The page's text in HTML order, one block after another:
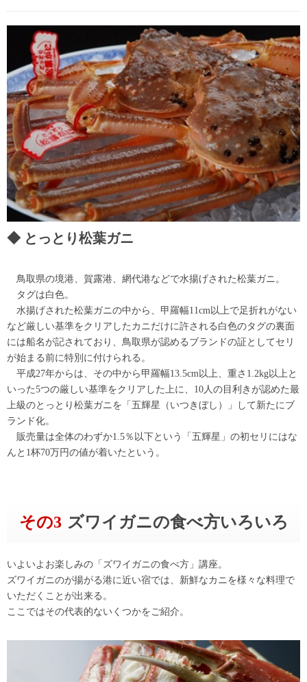
とっとり松葉ガニ
鳥取県の境港、賀露港、網代港などで水揚げされた松葉ガニ。
タグは白色。
水揚げされた松葉ガニの中から、甲羅幅11cm以上で足折れがない
など厳しい基準をクリアしたカニだけに許される白色のタグの裏面
には船名が記されており、鳥取県が認めるブランドの証としてセリ
が始まる前に特別に付けられる。
平成27年からは、その中から甲羅幅13.5cm以上、重さ1.2kg以上と
いった5つの厳しい基準をクリアした上に、10人の目利きが認めた最
上級のとっとり松葉ガニを「五輝星（いつきぼし）」して新たにブ
ランド化。
販売量は全体のわずか1.5％以下という「五輝星」の初セリにはな
んと1杯70万円の値が着いたという。
その3 ズワイガニの食べ方いろいろ
いよいよお楽しみの「ズワイガニの食べ方」講座。
ズワイガニのが揚がる港に近い宿では、新鮮なカニを様々な料理で
いただくことが出来る。
ここではその代表的ないくつかをご紹介。